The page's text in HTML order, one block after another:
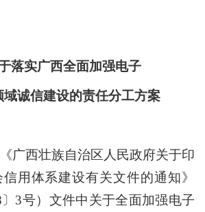
落实广西全面加强电子
域诚信建设的责任分工方案
广西壮族自治区人民政府关于印
用体系建设有关文件的通知》
〕 3号）文件中关于全面加强电子